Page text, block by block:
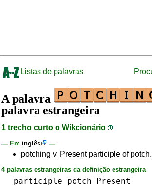
Listas de palavras
A palavra
palavra estrangeira
1 trecho curto o Wikcionário
— Em inglês —
potching v. Present participle of potch.
4 palavras estrangeiras da definição estrangeira
participle potch
Present